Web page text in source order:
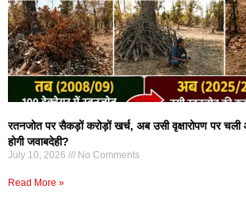
रतनजोत पर सैकड़ों करोड़ों खर्च, अब उसी वृक्षारोपण पर चली
होगी जवाबदेही?
July 10, 2026 No Comments
Read More »